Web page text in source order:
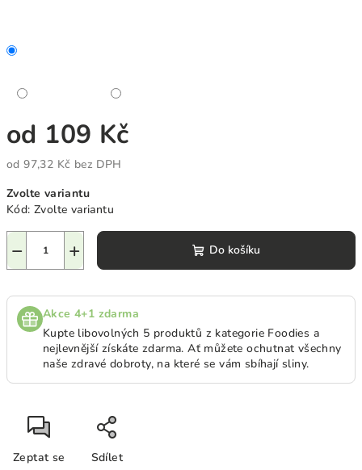
od 109 Kč
od97,32 Kč bez DPH
cena:
Zvolte variantu
Kód: Zvolte variantu
+
− Do košíku
Akce 4+1 zdarma
Kupte libovolných 5 produktů z kategorie Foodies a
nejlevnější získáte zdarma. Ať můžete ochutnat všechny
naše zdravé dobroty, na které se vám sbíhají sliny.
Zeptat se Sdílet